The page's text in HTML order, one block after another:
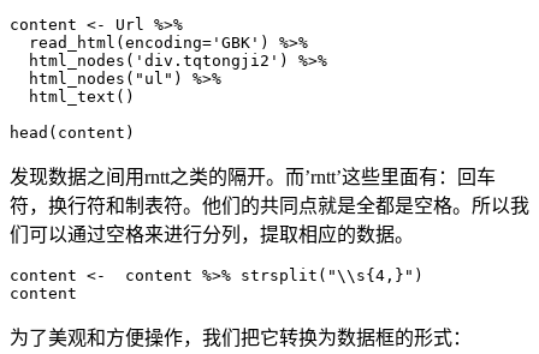
content <- Url %>%
  read_html(encoding='GBK') %>%
  html_nodes('div.tqtongji2') %>%
  html_nodes("ul") %>%
  html_text()
发现数据之间用rntt之类的隔开。而’rntt’这些里面有：回车
符，换行符和制表符。他们的共同点就是全都是空格。所以我
们可以通过空格来进行分列，提取相应的数据。
content <-  content %>% strsplit("\\s{4,}")
为了美观和方便操作，我们把它转换为数据框的形式：